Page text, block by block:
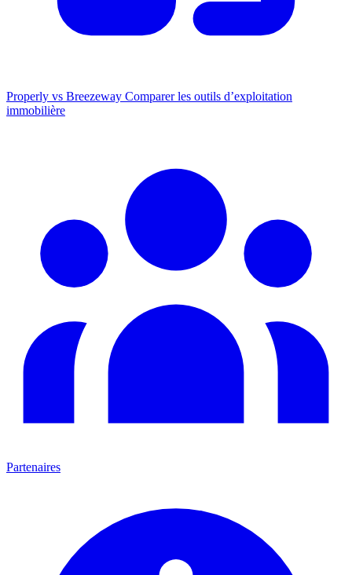
Properly vs Breezeway Comparer les outils d’exploitation
immobilière
Partenaires